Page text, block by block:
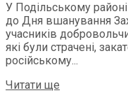
У Подільському районі
до Дня вшанування
учасників
які були страчені,
російському...
Читати ще